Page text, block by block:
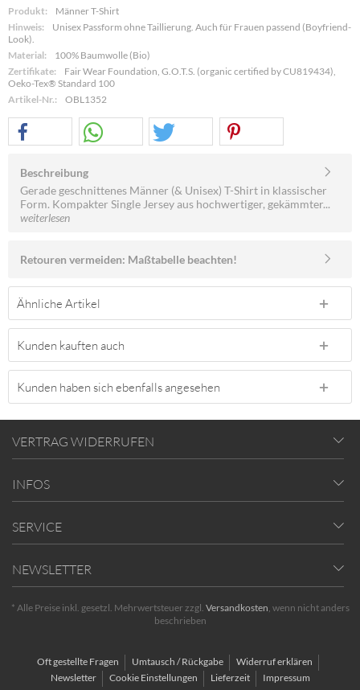
Produkt:
Männer T-Shirt
Hinweis:
Unisex Passform ohne Taillierung. Auch für Frauen passend (Boyfriend-
Look).
Material:
100% Baumwolle (Bio)
Zertifikate:
Fair Wear Foundation, G.O.T.S. (organic certified by CU819434),
Oeko-Tex® Standard 100
Artikel-Nr.:
OBL1352
Beschreibung
Gerade geschnittenes Männer (& Unisex) T-Shirt in klassischer
Form. Kompakter Single Jersey aus hochwertiger, gekämmter...
weiterlesen
Retouren vermeiden: Maßtabelle beachten!
Ähnliche Artikel
Kunden kauften auch
Kunden haben sich ebenfalls angesehen
VERTRAG WIDERRUFEN
INFOS
SERVICE
NEWSLETTER
* Alle Preise inkl. gesetzl. Mehrwertsteuer zzgl. Versandkosten, wenn nicht anders
beschrieben
Oft gestellte Fragen Umtausch / Rückgabe
Widerruf erklären
Newsletter
Cookie Einstellungen Lieferzeit Impressum